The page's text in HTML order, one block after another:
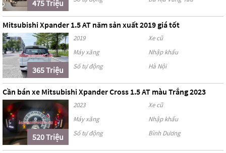
475 Triệu
Mitsubishi Xpander 1.5 AT năm sản xuất 2019 giá tốt
365 Triệu
2019
Xe cũ
Máy xăng
Nhập khẩu
Số tự động
Hà Nội
Cần bán xe Mitsubishi Xpander Cross 1.5 AT màu Trắng 2023
520 Triệu
2023
Xe cũ
Máy xăng
Nhập khẩu
Số tự động
Bình Dương